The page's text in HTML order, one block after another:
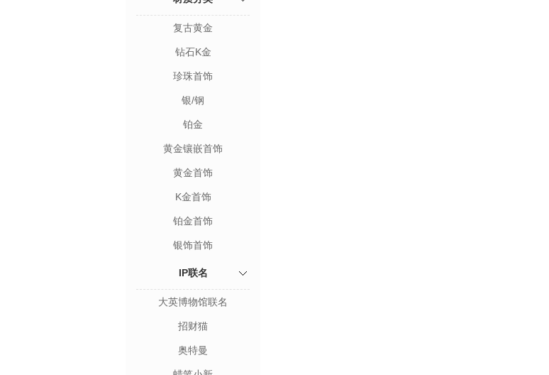
复古黄金
钻石K金
珍珠首饰
银/钢
铂金
黄金镶嵌首饰
黄金首饰
K金首饰
铂金首饰
银饰首饰
IP联名
大英博物馆联名
招财猫
奥特曼